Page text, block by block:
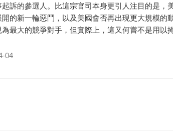
起訴的參選人。比這宗官司本身更引人注目的是，
的新一輪惡鬥，以及美國會否再出現更大規模的
最大的競爭對手，但實際上，這又何嘗不是用以
04